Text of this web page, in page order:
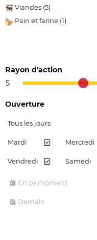
Viandes (5)
Pain et farine (1)
Rayon d'action
5
Ouverture
Tous les jours
Mardi Mercredi
Vendredi Samedi
En ce moment
Demain